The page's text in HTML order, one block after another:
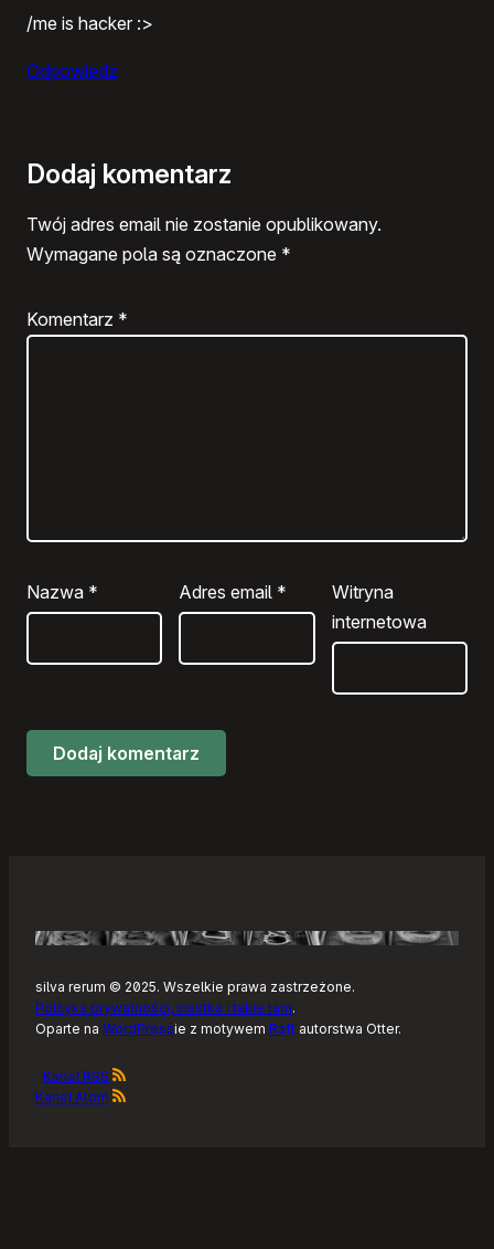
/me is hacker :>
Odpowiedz
Dodaj komentarz
Twój adres email nie zostanie opublikowany.
Wymagane pola są oznaczone *
Komentarz *
Nazwa * Adres email *
Witryna
internetowa
silva rerum © 2025. Wszelkie prawa zastrzeżone.
Polityka prywatności, ciastka i takie tam.
Oparte na WordPressie z motywem Raft autorstwa Otter.
Kanał RSS
Kanał Atom